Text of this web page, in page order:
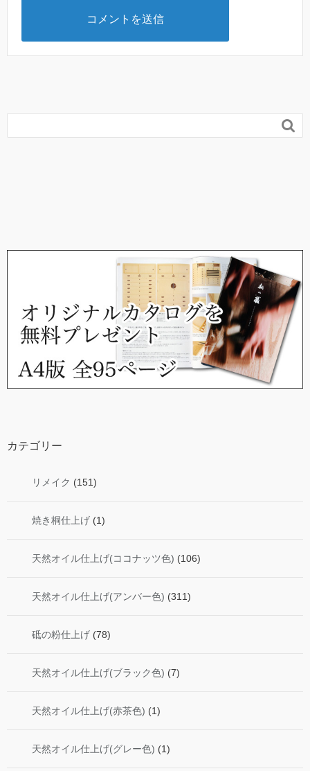

カテゴリー
リメイク (151)
焼き桐仕上げ (1)
天然オイル仕上げ(ココナッツ色) (106)
天然オイル仕上げ(アンバー色) (311)
砥の粉仕上げ (78)
天然オイル仕上げ(ブラック色) (7)
天然オイル仕上げ(赤茶色) (1)
天然オイル仕上げ(グレー色) (1)